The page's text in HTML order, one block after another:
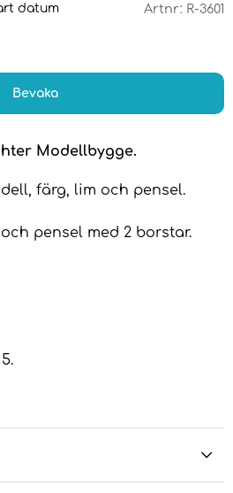
datum Artnr: R-3601
Bevaka
Modellbygge.
färg, lim och pensel.
pensel med 2 borstar.